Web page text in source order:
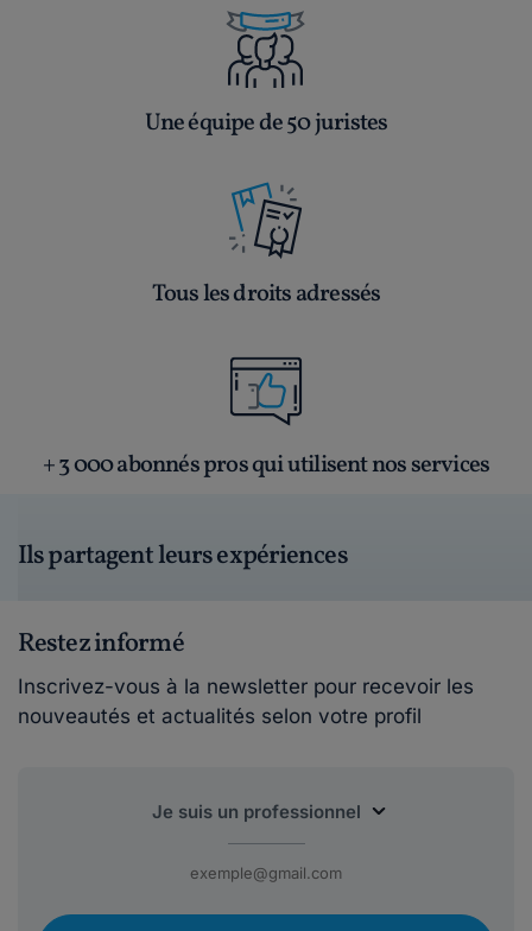
Une équipe de 50 juristes
Tous les droits adressés
+ 3 000 abonnés pros qui utilisent nos services
Ils partagent leurs expériences
Restez informé
Inscrivez-vous à la newsletter pour recevoir les
nouveautés et actualités selon votre profil